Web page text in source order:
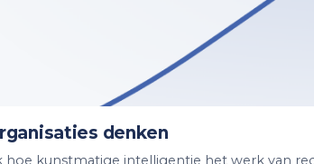
denken
kunstmatige intelligentie het werk van